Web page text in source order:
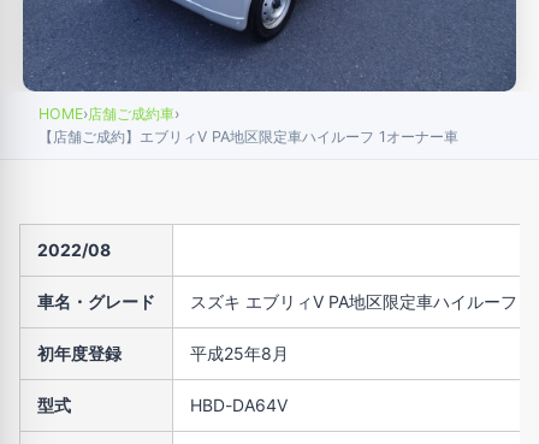
HOME›店舗ご成約車›
【店舗ご成約】エブリィV PA地区限定車ハイルーフ 1オーナー車
2022/08
車名・グレード スズキ エブリィV PA地区限定車ハイルーフ
初年度登録 平成25年8月
型式 HBD-DA64V